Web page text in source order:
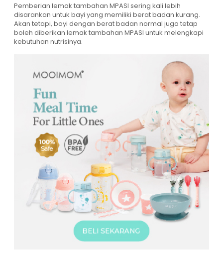
Pemberian lemak tambahan MPASI sering kali lebih
disarankan untuk bayi yang memiliki berat badan kurang.
Akan tetapi, bayi dengan berat badan normal juga tetap
boleh diberikan lemak tambahan MPASI untuk melengkapi
kebutuhan nutrisinya.